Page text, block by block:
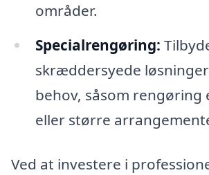
områder.
Specialrengøring:
skræddersyede
behov, såsom rengøring
eller større
Ved at investere i